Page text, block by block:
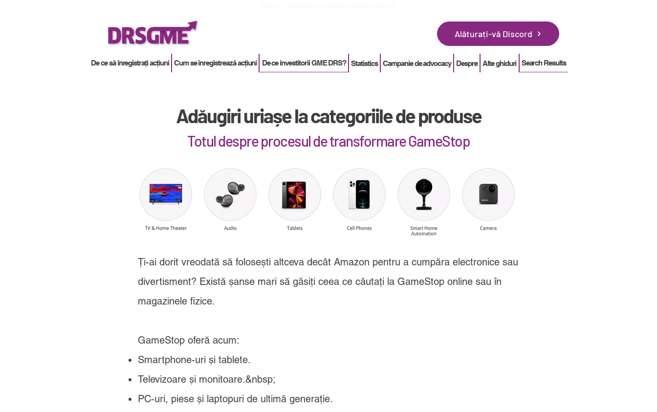
Alăturați-vă Discord
De ce să înregistrați acțiuni Cum se înregistrează acțiuni De ce investitorii GME DRS? Statistics Campanie de advocacy Despre Alte ghiduri Search Results
Adăugiri uriașe la categoriile de produse
Totul despre procesul de transformare GameStop
Ți-ai dorit vreodată să folosești altceva decât Amazon pentru a cumpăra electronice sau
divertisment? Există șanse mari să găsiți ceea ce căutați la GameStop online sau în
magazinele fizice.
GameStop oferă acum:
Smartphone-uri și tablete.
Televizoare și monitoare.&nbsp;
PC-uri, piese și laptopuri de ultimă generație.